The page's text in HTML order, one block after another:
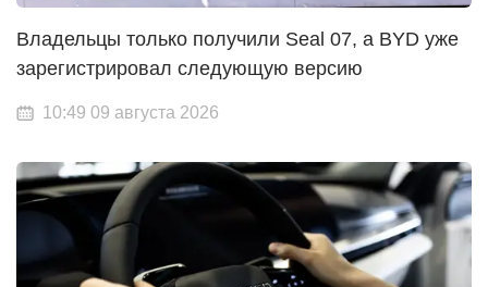
Владельцы только получили Seal 07, а BYD уже
зарегистрировал следующую версию
10:49 09 августа 2026